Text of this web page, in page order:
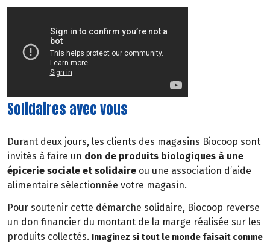
Solidaires avec vous
Durant deux jours, les clients des magasins Biocoop sont
invités à faire un don de produits biologiques à une
épicerie sociale et solidaire ou une association d’aide
alimentaire sélectionnée votre magasin.
Pour soutenir cette démarche solidaire, Biocoop reverse
un don financier du montant de la marge réalisée sur les
produits collectés. Imaginez si tout le monde faisait comme